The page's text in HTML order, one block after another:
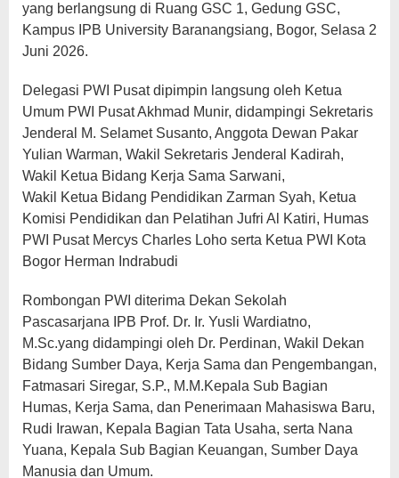
yang berlangsung di Ruang GSC 1, Gedung GSC,
Kampus IPB University Baranangsiang, Bogor, Selasa 2
Juni 2026.
Delegasi PWI Pusat dipimpin langsung oleh Ketua
Umum PWI Pusat Akhmad Munir, didampingi Sekretaris
Jenderal M. Selamet Susanto, Anggota Dewan Pakar
Yulian Warman, Wakil Sekretaris Jenderal Kadirah,
Wakil Ketua Bidang Kerja Sama Sarwani,
Wakil Ketua Bidang Pendidikan Zarman Syah, Ketua
Komisi Pendidikan dan Pelatihan Jufri Al Katiri, Humas
PWI Pusat Mercys Charles Loho serta Ketua PWI Kota
Bogor Herman Indrabudi
Rombongan PWI diterima Dekan Sekolah
Pascasarjana IPB Prof. Dr. Ir. Yusli Wardiatno,
M.Sc.yang didampingi oleh Dr. Perdinan, Wakil Dekan
Bidang Sumber Daya, Kerja Sama dan Pengembangan,
Fatmasari Siregar, S.P., M.M.Kepala Sub Bagian
Humas, Kerja Sama, dan Penerimaan Mahasiswa Baru,
Rudi Irawan, Kepala Bagian Tata Usaha, serta Nana
Yuana, Kepala Sub Bagian Keuangan, Sumber Daya
Manusia dan Umum.